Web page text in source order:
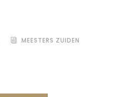
MEESTERS ZUIDEN